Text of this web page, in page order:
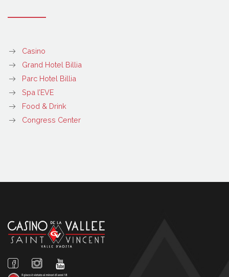
Casino
Grand Hotel Billia
Parc Hotel Billia
Spa l’EVE
Food & Drink
Congress Center